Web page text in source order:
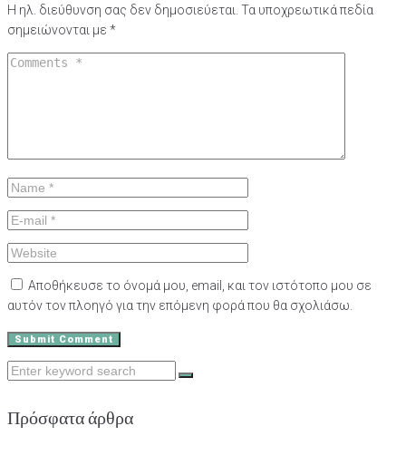
Η ηλ. διεύθυνση σας δεν δημοσιεύεται. Τα υποχρεωτικά πεδία
σημειώνονται με *
Αποθήκευσε το όνομά μου, email, και τον ιστότοπο μου σε
αυτόν τον πλοηγό για την επόμενη φορά που θα σχολιάσω.
Search
Πρόσφατα άρθρα